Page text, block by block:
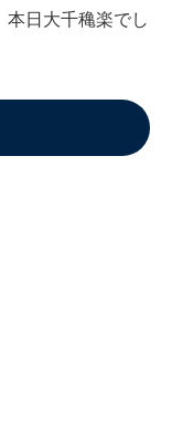
日大千穐楽でし